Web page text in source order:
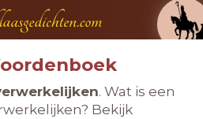
. Wat is een
Bekijk